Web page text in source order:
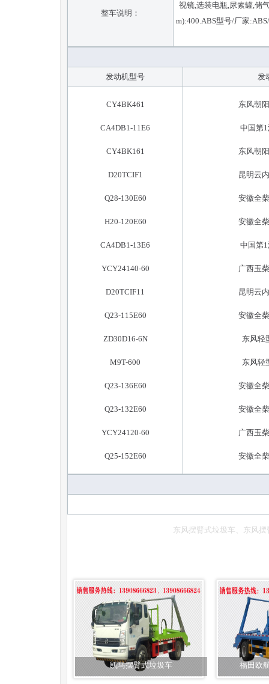
整车说明：
视镜,选装电瓶,尿素罐,储
m):400.ABS型号/厂家
发动机型号 发
CY4BK461
CA4DB1-11E6
CY4BK161
D20TCIF1
Q28-130E60
H20-120E60
CA4DB1-13E6
YCY24140-60
D20TCIF11
Q23-115E60
ZD30D16-6N
M9T-600
Q23-136E60
Q23-132E60
YCY24120-60
Q25-152E60
东风朝
中国第
东风朝
昆明云
安徽全
安徽全
中国第
广西玉
昆明云
安徽全
东风轻
东风轻
安徽全
安徽全
广西玉
安徽全
东风摆臂式垃圾车、东风
凯马摆臂式垃圾车 福田欧